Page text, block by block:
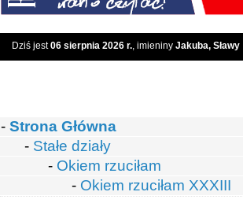
Dziś jest06 sierpnia 2026 r., imieniny Jakuba, Sławy
- Strona Główna
- Stałe działy
- Okiem rzuciłam
- Okiem rzuciłam XXXIII